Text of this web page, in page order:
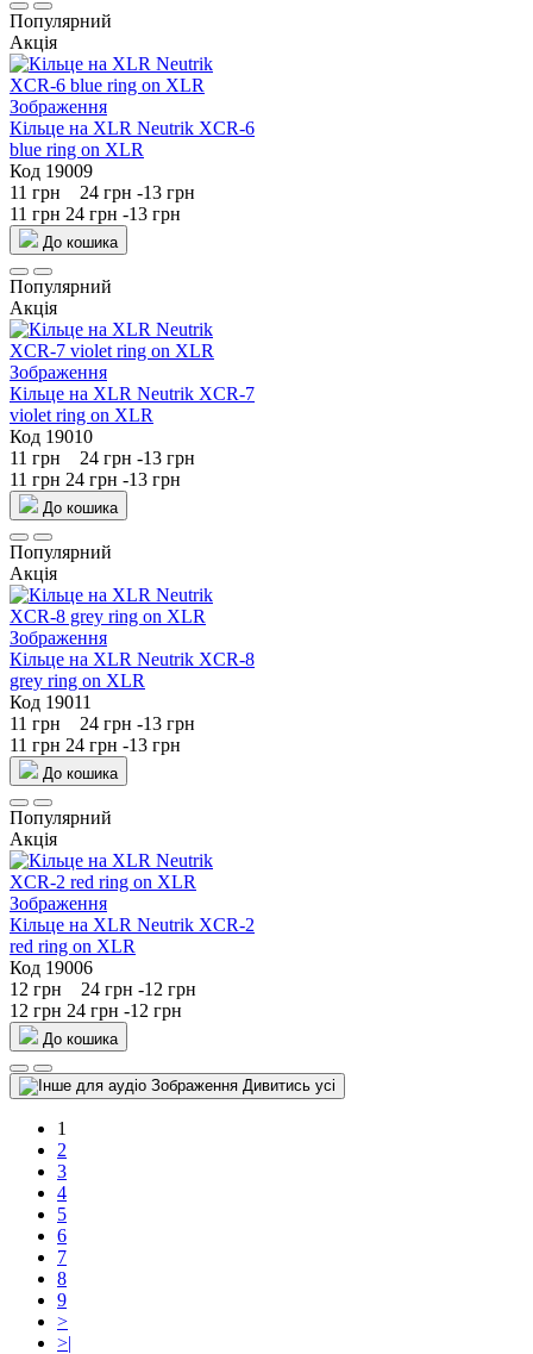
Популярний
Акція
Кільце на XLR Neutrik XCR-6
blue ring on XLR
Код 19009
11 грн 24 грн -13 грн
11 грн 24 грн -13 грн
До кошика
Популярний
Акція
Кільце на XLR Neutrik XCR-7
violet ring on XLR
Код 19010
11 грн 24 грн -13 грн
11 грн 24 грн -13 грн
До кошика
Популярний
Акція
Кільце на XLR Neutrik XCR-8
grey ring on XLR
Код 19011
11 грн 24 грн -13 грн
11 грн 24 грн -13 грн
До кошика
Популярний
Акція
Кільце на XLR Neutrik XCR-2
red ring on XLR
Код 19006
12 грн 24 грн -12 грн
12 грн 24 грн -12 грн
До кошика
Дивитись усі
1
2
3
4
5
6
7
8
9
>
>|